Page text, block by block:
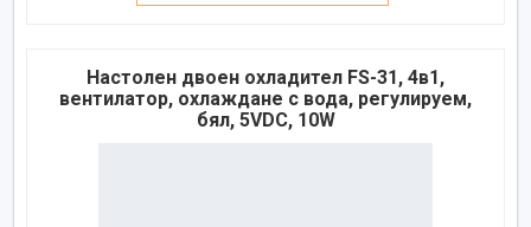
Настолен двоен охладител FS-31, 4в1,
вентилатор, охлаждане с вода, регулируем,
бял, 5VDC, 10W